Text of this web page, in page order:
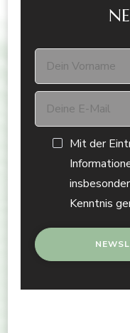
Mit der
Kenntnis